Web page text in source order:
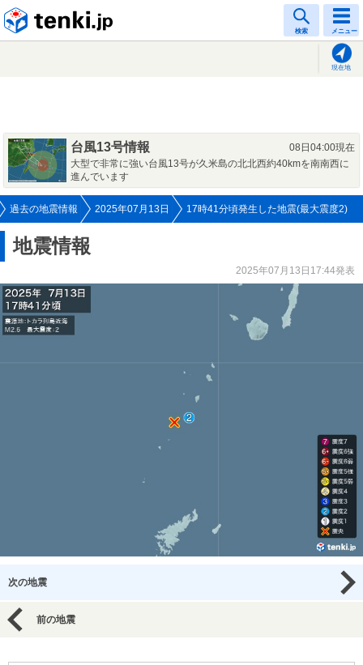
検索 メニュー
現在地
台風13号情報
08日04:00現在
大型で非常に強い台風13号が久米島の北北西約40kmを南南西に
進んでいます
過去の地震情報 2025年07月13日 17時41分頃発生した地震(最大震度2)
地震情報
2025年07月13日17:44発表
次の地震
前の地震